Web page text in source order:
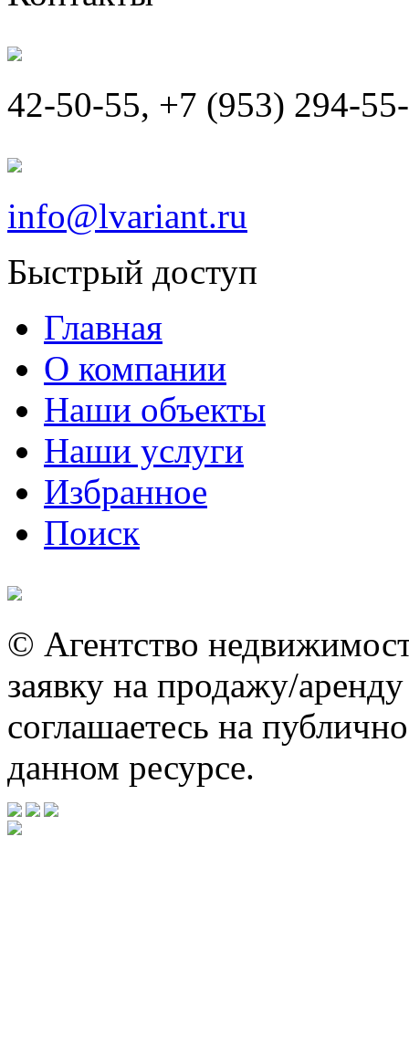
42-50-55, +7 (953) 294-
info@lvariant.ru
Быстрый доступ
Главная
О компании
Наши объекты
Наши услуги
Избранное
Поиск
© Агентство
заявку на продажу/
соглашаетесь на
данном ресурсе.